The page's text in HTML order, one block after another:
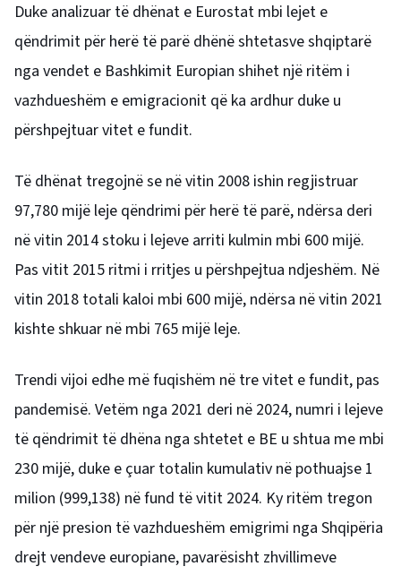
Duke analizuar të dhënat e Eurostat mbi lejet e
qëndrimit për herë të parë dhënë shtetasve shqiptarë
nga vendet e Bashkimit Europian shihet një ritëm i
vazhdueshëm e emigracionit që ka ardhur duke u
përshpejtuar vitet e fundit.
Të dhënat tregojnë se në vitin 2008 ishin regjistruar
97,780 mijë leje qëndrimi për herë të parë, ndërsa deri
në vitin 2014 stoku i lejeve arriti kulmin mbi 600 mijë.
Pas vitit 2015 ritmi i rritjes u përshpejtua ndjeshëm. Në
vitin 2018 totali kaloi mbi 600 mijë, ndërsa në vitin 2021
kishte shkuar në mbi 765 mijë leje.
Trendi vijoi edhe më fuqishëm në tre vitet e fundit, pas
pandemisë. Vetëm nga 2021 deri në 2024, numri i lejeve
të qëndrimit të dhëna nga shtetet e BE u shtua me mbi
230 mijë, duke e çuar totalin kumulativ në pothuajse 1
milion (999,138) në fund të vitit 2024. Ky ritëm tregon
për një presion të vazhdueshëm emigrimi nga Shqipëria
drejt vendeve europiane, pavarësisht zhvillimeve